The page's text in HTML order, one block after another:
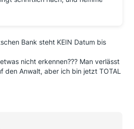
Bank steht KEIN Datum bis
nicht erkennen??? Man verlässt
den Anwalt, aber ich bin jetzt TOTAL